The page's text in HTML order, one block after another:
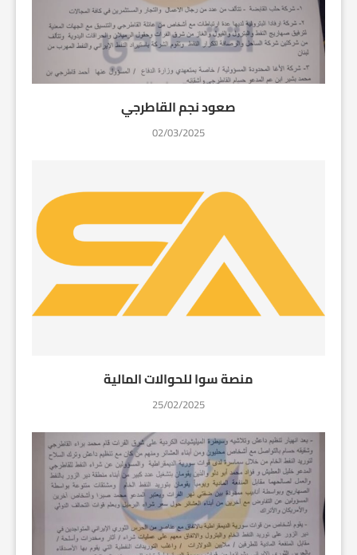
صعود نجم القاطرجي
02/03/2025
منصة سوا للحوالات المالية
25/02/2025